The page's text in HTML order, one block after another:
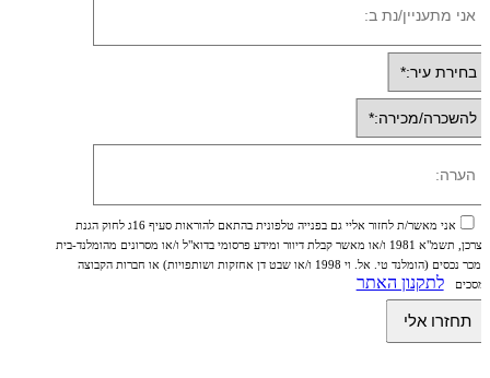
אני מאשר/ת לחזור אליי גם בפנייה טלפונית בהתאם להוראות סעיף 16ג לחוק הגנת
הצרכן, תשמ"א 1981 ו/או מאשר קבלת דיוור ומידע פרסומי בדוא"ל ו/או מסרונים מהומלנד-בית
ממכר נכסים (הומלנד טי. אל. וי 1998 ו/או שבט דן אחזקות ושותפויות) או חברות הקבוצה
ומסכים
לתקנון האתר